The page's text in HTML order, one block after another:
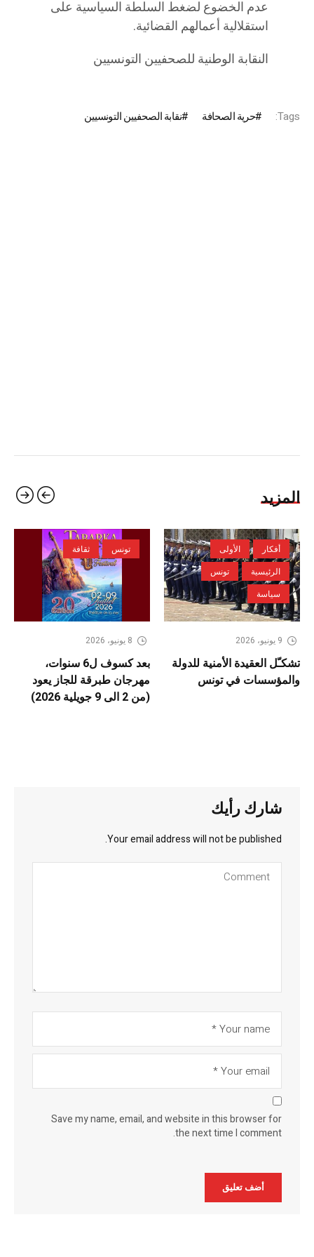
عدم الخضوع لضغط السلطة السياسية على
استقلالية أعمالهم القضائية.
النقابة الوطنية للصحفيين التونسيين
Tags: حرية الصحافة نقابة الصحفيين التونسيين
المزيد
أفكار
الأولى
الرئيسية
تونس
سياسة
9 يونيو، 2026
تشكـّل العقيدة الأمنية للدولة
والمؤسسات في تونس
تونس ثقافة
8 يونيو، 2026
بعد كسوف ل6 سنوات،
مهرجان طبرقة للجاز يعود
(من 2 الى 9 جويلية 2026)
شارك رأيك
Your email address will not be published.
Save my name, email, and website in this browser for
the next time I comment.